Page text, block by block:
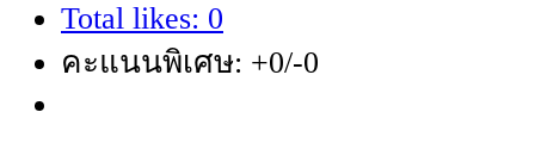
Total likes: 0
คะแนนพิเศษ: +0/-0